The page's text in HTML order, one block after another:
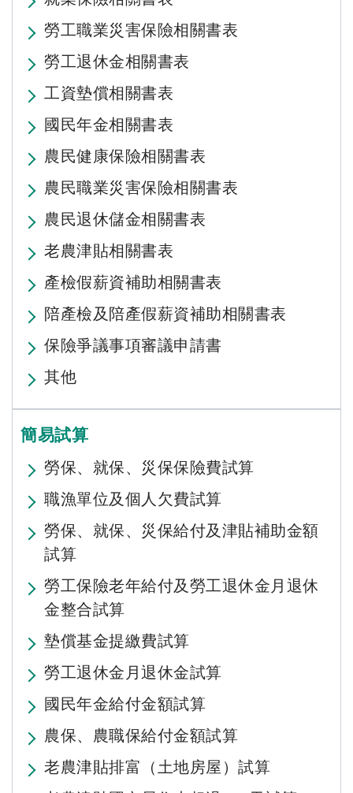
勞工職業災害保險相關書表
勞工退休金相關書表
工資墊償相關書表
國民年金相關書表
農民健康保險相關書表
農民職業災害保險相關書表
農民退休儲金相關書表
老農津貼相關書表
產檢假薪資補助相關書表
陪產檢及陪產假薪資補助相關書表
保險爭議事項審議申請書
其他
簡易試算
勞保、就保、災保保險費試算
職漁單位及個人欠費試算
勞保、就保、災保給付及津貼補助金額
試算
勞工保險老年給付及勞工退休金月退休
金整合試算
墊償基金提繳費試算
勞工退休金月退休金試算
國民年金給付金額試算
農保、農職保給付金額試算
老農津貼排富（土地房屋）試算